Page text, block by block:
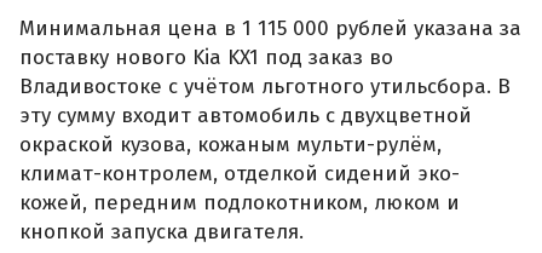
Минимальная цена в 1 115 000 рублей указана за
поставку нового Kia KX1 под заказ во
Владивостоке с учётом льготного утильсбора. В
эту сумму входит автомобиль с двухцветной
окраской кузова, кожаным мульти-рулём,
климат-контролем, отделкой сидений эко-
кожей, передним подлокотником, люком и
кнопкой запуска двигателя.